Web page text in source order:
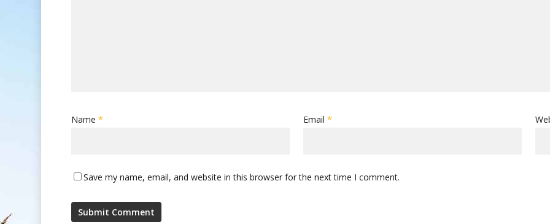
Name * Email *
Save my name, email, and website in this browser for the next time I comment.